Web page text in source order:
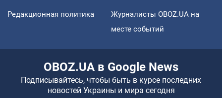
Редакционная политика
Журналисты OBOZ.UA на
месте событий
OBOZ.UA в Google News
Подписывайтесь, чтобы быть в курсе последних
новостей Украины и мира сегодня